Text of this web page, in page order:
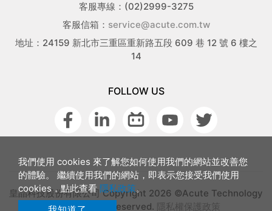
客服專線：(02)2999-3275
客服信箱： service@acute.com.tw
地址：24159 新北市三重區重新路五段 609 巷 12 號 6 樓之
14
FOLLOW US
皇晶科技股份有限公司 Copyright 2026 ©Acute Technology
Inc. All rights reserved. 隱私權保護政策
我們使用 cookies 來了解您如何使用我們的網站並改善您
的體驗。 繼續使用我們的網站，即表示您接受我們使用
cookies，點此查看隱私政策。